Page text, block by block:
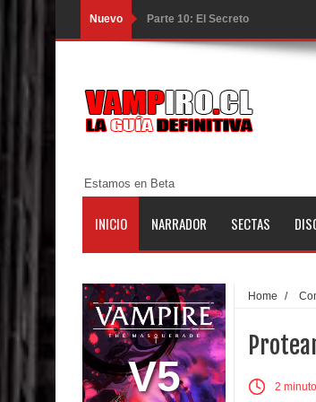
Nuevo Parte 10: El Secreto
Parte 09: Los Muertos Cuentan
Parte 08: Ultratumba
Parte 07: Asuntos que Resolver
Parte 03: Una Piraña en el Bidé
Parte 02: Los Muertos Gobiernan
Parte 01: Escondido a Plena Luz
Parte 02: El Enemigo de mi
Estamos en Beta
INICIO NARRADOR SECTAS
V5
Home /
2